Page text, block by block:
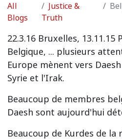
All
Blogs
Justice &
Truth
22.3.16 Bruxelles, 13.11.15
Belgique, ... plusieurs
Europe mènent vers
Syrie et l'Irak.
Beaucoup de membres
Daesh sont aujourd'hui
Beaucoup de Kurdes de